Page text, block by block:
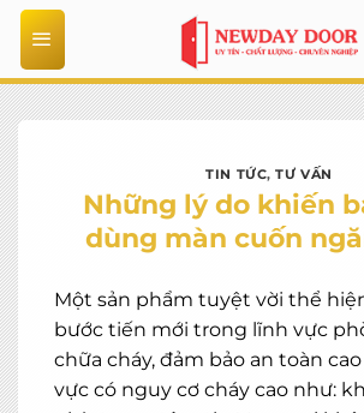
Bỏ
qua
nội
dung
TIN TỨC,TƯ VẤN
Những lý do khiến
dùng màn cuốn
Một sản phẩm tuyệt vời thể
bước tiến mới trong lĩnh vực
chữa cháy, đảm bảo an toàn
vực có nguy cơ cháy cao như: